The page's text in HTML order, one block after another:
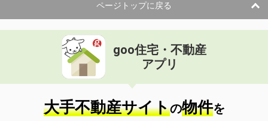
ページトップに戻る
goo住宅・不動産
アプリ
大手不動産サイトの物件を